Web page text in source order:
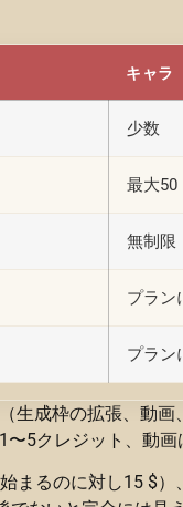
キャラ
少数
最大50
無制限
プラン
プラン
（生成枠の拡張、動
5クレジット、動画
まるのに対し15 $）